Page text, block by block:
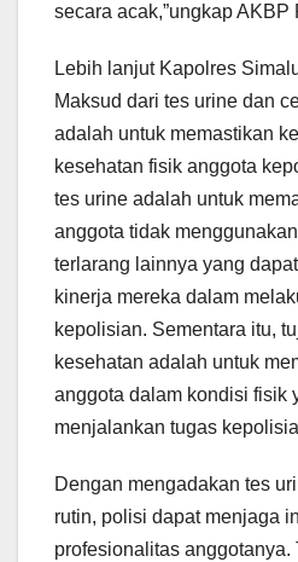
secara acak,”ungkap AKBP
Lebih lanjut Kapolres
Maksud dari tes urine dan
adalah untuk memastikan
kesehatan fisik anggota
tes urine adalah untuk
anggota tidak
terlarang lainnya yang
kinerja mereka dalam
kepolisian. Sementara itu,
kesehatan adalah untuk
anggota dalam kondisi fisik
menjalankan tugas
Dengan mengadakan tes
rutin, polisi dapat menjaga
profesionalitas anggotanya.